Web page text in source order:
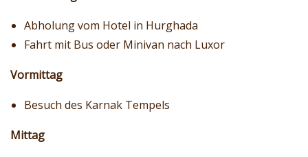
Abholung vom Hotel in Hurghada
Fahrt mit Bus oder Minivan nach Luxor
Vormittag
Besuch des Karnak Tempels
Mittag